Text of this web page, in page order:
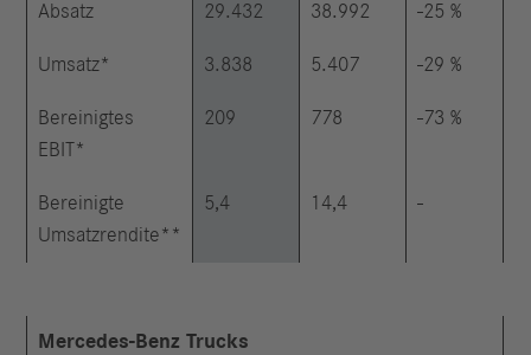
Absatz 29.432 38.992 -25 %
Umsatz* 3.838 5.407 -29 %
Bereinigtes
EBIT*
209 778 -73 %
Bereinigte
Umsatzrendite**
5,4 14,4 -
Mercedes-Benz Trucks